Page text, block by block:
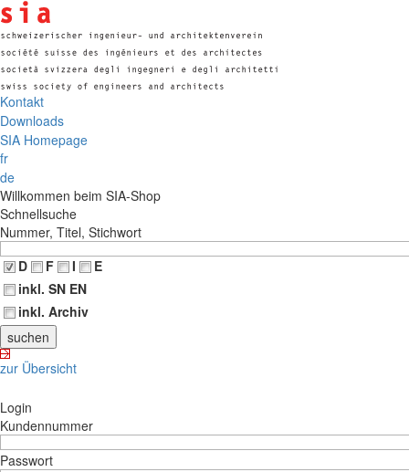
Kontakt
Downloads
SIA Homepage
fr
de
Willkommen beim SIA-Shop
Schnellsuche
Nummer, Titel, Stichwort
D
F I
E
inkl. SN EN
inkl. Archiv
zur Übersicht
Login
Kundennummer
Passwort